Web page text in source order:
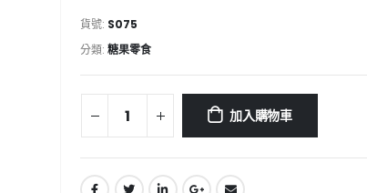
貨號: S075
分類:糖果零食
加入購物車